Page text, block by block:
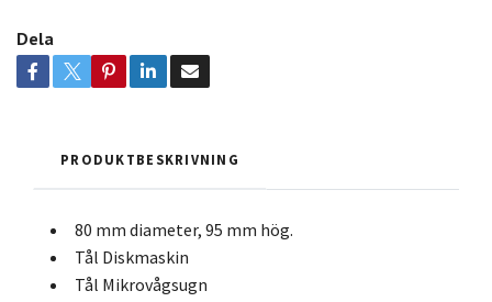
Dela
PRODUKTBESKRIVNING
80 mm diameter, 95 mm hög.
Tål Diskmaskin
Tål Mikrovågsugn